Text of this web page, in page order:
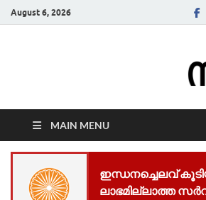
August 6, 2026
MAIN MENU
ഇന്ധനച്ചെലവ്
ലാഭമില്ലാത്ത